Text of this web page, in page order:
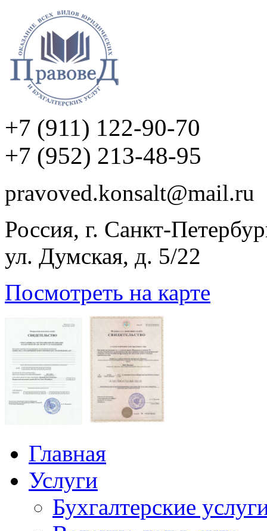
+7 (911) 122-90-70
+7 (952) 213-48-95
pravoved.konsalt@mail.ru
Россия, г. Санкт-
ул. Думская, д. 5/22
Посмотреть на карте
Главная
Услуги
Бухгалтерские